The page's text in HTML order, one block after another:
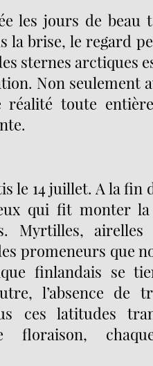
les jours de beau
la brise, le regard
sternes arctiques
Non seulement
réalité toute
le 14 juillet. A la fin
qui fit monter
Myrtilles, airelles
promeneurs que
finlandais se
l’absence de
ces latitudes
floraison,